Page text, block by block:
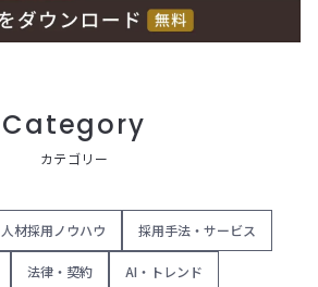
Category
カテゴリー
人材採用ノウハウ 採用手法・サービス
法律・契約 AI・トレンド